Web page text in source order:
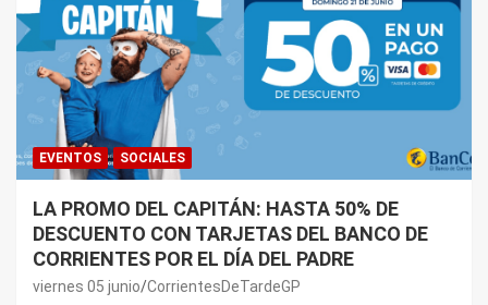
EVENTOS SOCIALES
LA PROMO DEL CAPITÁN: HASTA 50% DE
DESCUENTO CON TARJETAS DEL BANCO DE
CORRIENTES POR EL DÍA DEL PADRE
viernes 05 junio CorrientesDeTardeGP